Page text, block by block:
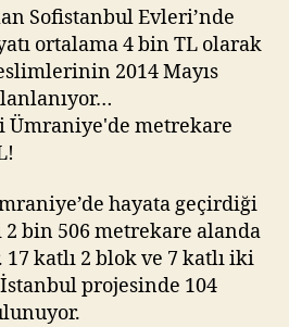
birim
fiyatı
4
bin
Sofistanbul Evleri’nde
ortalama 4 bin TL olarak
2014 Mayıs
hayata geçirdiği
bin 506 metrekare alanda
katlı 2 blok ve 7 katlı iki
projesinde 104